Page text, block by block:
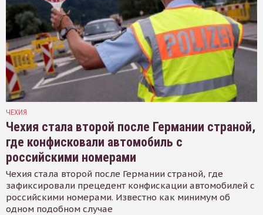
ЧЕХИЯ
Чехия стала второй после Германии страной,
где конфисковали автомобиль с
российскими номерами
Чехия стала второй после Германии страной, где
зафиксировали прецедент конфискации автомобилей с
российскими номерами. Известно как минимум об
одном подобном случае